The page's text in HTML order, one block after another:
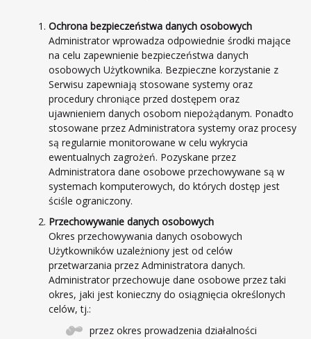
Ochrona bezpieczeństwa danych osobowych
Administrator wprowadza odpowiednie środki mające
na celu zapewnienie bezpieczeństwa danych
osobowych Użytkownika. Bezpieczne korzystanie z
Serwisu zapewniają stosowane systemy oraz
procedury chroniące przed dostępem oraz
ujawnieniem danych osobom niepożądanym. Ponadto
stosowane przez Administratora systemy oraz procesy
są regularnie monitorowane w celu wykrycia
ewentualnych zagrożeń. Pozyskane przez
Administratora dane osobowe przechowywane są w
systemach komputerowych, do których dostęp jest
ściśle ograniczony.
Przechowywanie danych osobowych
Okres przechowywania danych osobowych
Użytkowników uzależniony jest od celów
przetwarzania przez Administratora danych.
Administrator przechowuje dane osobowe przez taki
okres, jaki jest konieczny do osiągnięcia określonych
celów, tj.:
przez okres prowadzenia działalności